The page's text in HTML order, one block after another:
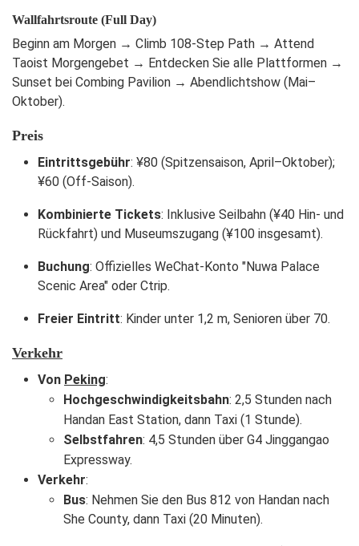
Wallfahrtsroute (Full Day)
Beginn am Morgen → Climb 108-Step Path → Attend
Taoist Morgengebet → Entdecken Sie alle Plattformen →
Sunset bei Combing Pavilion → Abendlichtshow (Mai–
Oktober).
Preis
Eintrittsgebühr: ¥80 (Spitzensaison, April–Oktober);
¥60 (Off-Saison).
Kombinierte Tickets: Inklusive Seilbahn (¥40 Hin- und
Rückfahrt) und Museumszugang (¥100 insgesamt).
Buchung: Offizielles WeChat-Konto "Nuwa Palace
Scenic Area" oder Ctrip.
Freier Eintritt: Kinder unter 1,2 m, Senioren über 70.
Verkehr
Von Peking:
Hochgeschwindigkeitsbahn: 2,5 Stunden nach
Handan East Station, dann Taxi (1 Stunde).
Selbstfahren: 4,5 Stunden über G4 Jinggangao
Expressway.
Verkehr:
Bus: Nehmen Sie den Bus 812 von Handan nach
She County, dann Taxi (20 Minuten).